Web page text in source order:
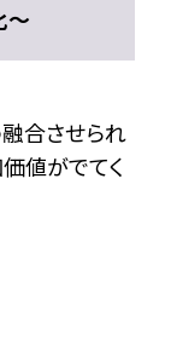
〜
合させられ
値がでてく